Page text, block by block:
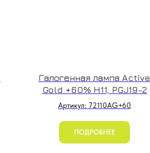
Галогенная лампа Active
Gold +60% H11, PGJ19-2
Артикул: 72110AG+60
ПОДРОБНЕЕ